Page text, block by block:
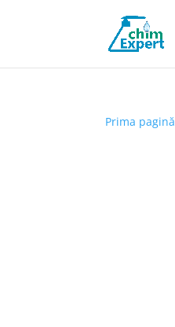
Prima pagină